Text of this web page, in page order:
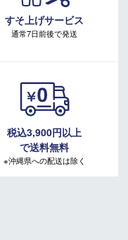
すそ上げサービス
通常7日前後で発送
税込3,900円以上
で送料無料
※沖縄県への配送は除く